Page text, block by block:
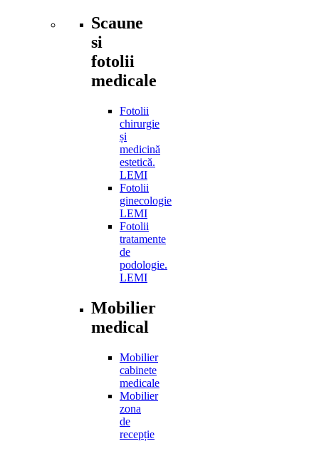
Scaune
si
fotolii
medicale
Fotolii
chirurgie
și
medicină
estetică.
LEMI
Fotolii
ginecologie
LEMI
Fotolii
tratamente
de
podologie.
LEMI
Mobilier
medical
Mobilier
cabinete
medicale
Mobilier
zona
de
recepție